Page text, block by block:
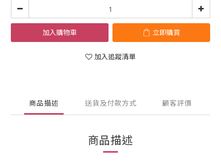
加入購物車 立即購買
加入追蹤清單
商品描述 送貨及付款方式 顧客評價
商品描述